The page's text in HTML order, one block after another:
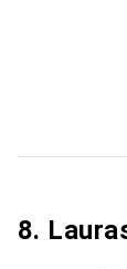
8.